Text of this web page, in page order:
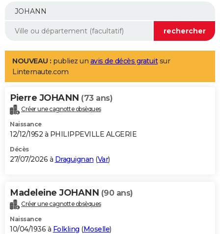
Mobiles
Meilleur smartphone
Internet
Ordinateurs
Jeux vidéo
Guide high-tech
Aménagement intérieur
LIFESTYLE
Art de vivre
Bien-être
Loisirs
Mode
Modes de vie
Alimentation
Guide de la santé
Maladies
Médicaments
Sommeil
VOYAGE
Destinations
City break
Voyage nature
Voyage de noces
Forum
Climat
+PHOTO
GUIDES D'ACHAT
BONS PLANS
Carte de Noël
Carte Bonne année
Carte Saint-Valentin
Carte Pâques
Carte d'anniversaire
DICTIONNAIRE
Dictionnaire
Biographies
Citations
Expressions
Proverbes
PROGRAMME TV
NOUVEAU : publiez un avis de décès gratuitsur
Linternaute.com
Pierre JOHANN (73 ans)
Créer une cagnotte obsèques
Naissance
12/12/1952 à PHILIPPEVILLE ALGERIE
Décès
27/07/2026 à Draguignan (Var)
Madeleine JOHANN (90 ans)
Créer une cagnotte obsèques
Naissance
10/04/1936 à Folkling (Moselle)